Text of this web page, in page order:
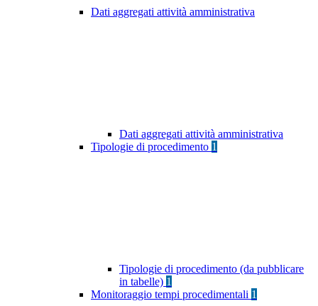
Dati aggregati attività amministrativa
Dati aggregati attività amministrativa
Tipologie di procedimento 1
Tipologie di procedimento (da pubblicare
in tabelle) 1
Monitoraggio tempi procedimentali 1